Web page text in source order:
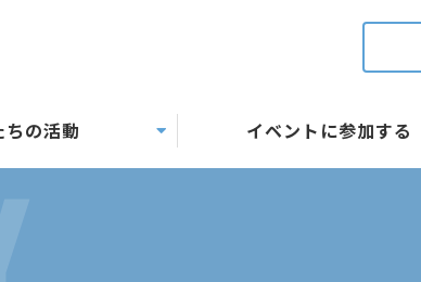
ちの活動 イベントに参加する